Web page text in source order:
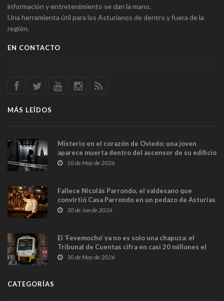
información y entretenimiento se dan la mano.
Una herramienta útil para los Asturianos de dentro y fuera de la
región.
EN CONTACTO
MÁS LEÍDOS
Misterio en el corazón de Oviedo: una joven
aparece muerta dentro del ascensor de su edificio
y las cámaras captan sus últimos minutos
10 de May de 2026
Fallece Nicolás Parrondo, el valdesano que
convirtió Casa Parrondo en un pedazo de Asturias
en Madrid
30 de Jun de 2026
El ‘Fevemocho’ ya no es solo una chapuza: el
Tribunal de Cuentas cifra en casi 20 millones el
sobrecoste de los trenes que no cabían por los
30 de May de 2026
CATEGORÍAS